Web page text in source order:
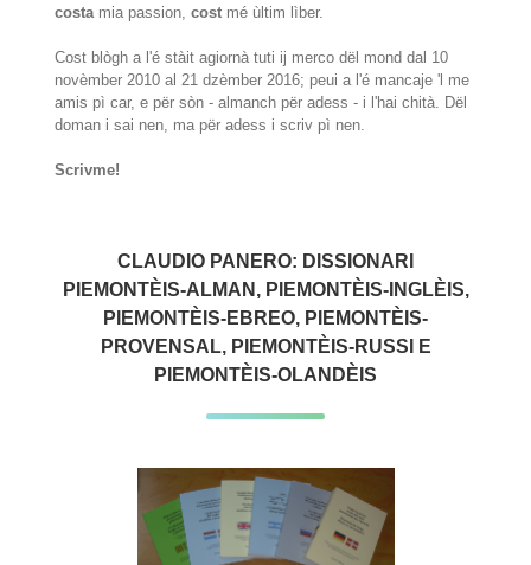
costa mia passion,cost mé ùltim lìber.
Cost blògh a l'é stàit agiornà tuti ij merco dël mond dal 10
novèmber 2010 al 21 dzèmber 2016; peui a l'é mancaje 'l me
amis pì car, e për sòn - almanch për adess - i l'hai chità. Dël
doman i sai nen, ma për adess i scriv pì nen.
Scrivme!
CLAUDIO PANERO: DISSIONARI
PIEMONTÈIS-ALMAN, PIEMONTÈIS-INGLÈIS,
PIEMONTÈIS-EBREO, PIEMONTÈIS-
PROVENSAL, PIEMONTÈIS-RUSSI E
PIEMONTÈIS-OLANDÈIS